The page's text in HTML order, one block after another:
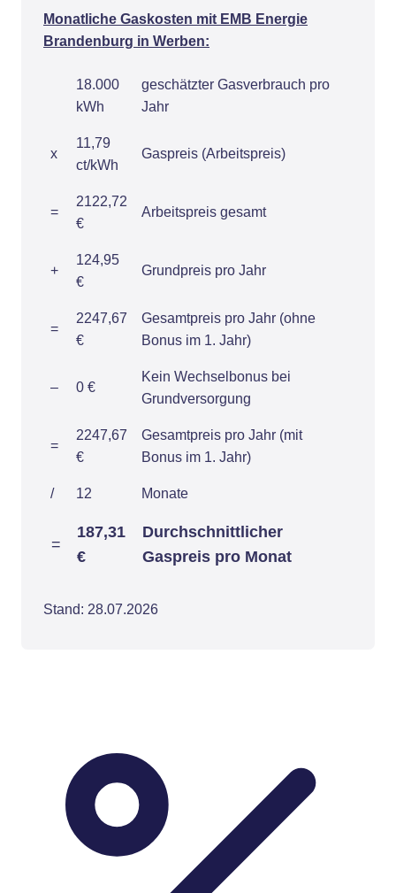
Monatliche Gaskosten mit EMB Energie
Brandenburg in Werben:
18.000
kWh
geschätzter Gasverbrauch pro
Jahr
x
11,79
ct/kWh
Gaspreis (Arbeitspreis)
=
2122,72
€
Arbeitspreis gesamt
+
124,95
€
Grundpreis pro Jahr
=
2247,67
€
Gesamtpreis pro Jahr (ohne
Bonus im 1. Jahr)
– 0 €
Kein Wechselbonus bei
Grundversorgung
=
2247,67
€
Gesamtpreis pro Jahr (mit
Bonus im 1. Jahr)
/ 12 Monate
=
187,31
€
Durchschnittlicher
Gaspreis pro Monat
Stand: 28.07.2026